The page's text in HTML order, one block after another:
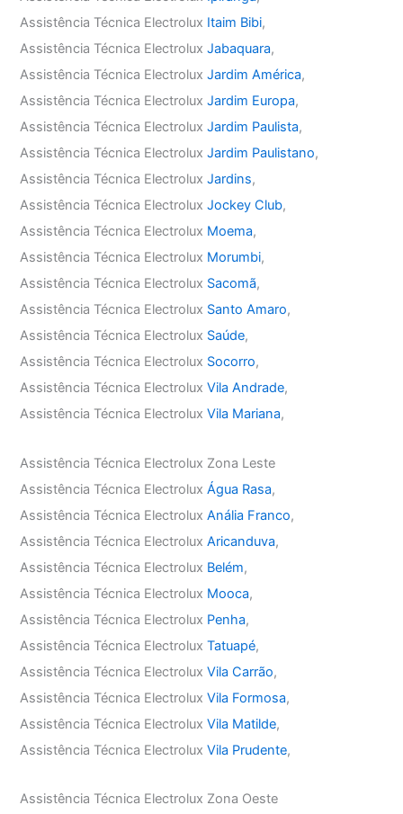
Assistência Técnica Electrolux Itaim Bibi,
Assistência Técnica ElectroluxJabaquara,
Assistência Técnica ElectroluxJardim América,
Assistência Técnica ElectroluxJardim Europa,
Assistência Técnica ElectroluxJardim Paulista,
Assistência Técnica ElectroluxJardim Paulistano,
Assistência Técnica ElectroluxJardins,
Assistência Técnica ElectroluxJockey Club,
Assistência Técnica Electrolux Moema,
Assistência Técnica Electrolux Morumbi,
Assistência Técnica Electrolux Sacomã,
Assistência Técnica Electrolux Santo Amaro,
Assistência Técnica Electrolux Saúde,
Assistência Técnica Electrolux Socorro,
Assistência Técnica ElectroluxVila Andrade,
Assistência Técnica ElectroluxVila Mariana,
Assistência Técnica Electrolux Zona Leste
Assistência Técnica ElectroluxÁgua Rasa,
Assistência Técnica ElectroluxAnália Franco,
Assistência Técnica ElectroluxAricanduva,
Assistência Técnica Electrolux Belém,
Assistência Técnica Electrolux Mooca,
Assistência Técnica Electrolux Penha,
Assistência Técnica ElectroluxTatuapé,
Assistência Técnica ElectroluxVila Carrão,
Assistência Técnica ElectroluxVila Formosa,
Assistência Técnica ElectroluxVila Matilde,
Assistência Técnica ElectroluxVila Prudente,
Assistência Técnica Electrolux Zona Oeste